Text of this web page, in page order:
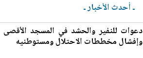
ـ أحدث الأخبار ـ
دعوات للنفير والحشد في المسجد الأقصى
وإفشال مخططات الاحتلال ومستوطنيه